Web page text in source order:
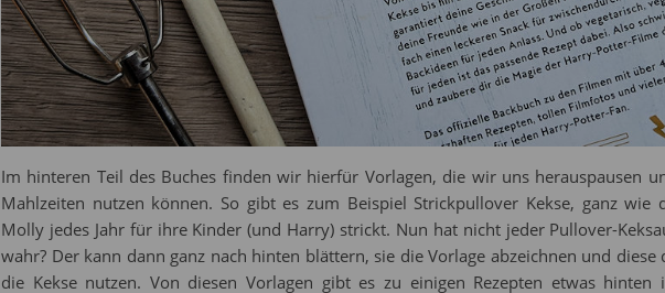
Im hinteren Teil des Buches finden wir hierfür Vorlagen, die wir uns herauspausen
Mahlzeiten nutzen können. So gibt es zum Beispiel Strickpullover Kekse, ganz wie
Molly jedes Jahr für ihre Kinder (und Harry) strickt. Nun hat nicht jeder Pullover-
wahr? Der kann dann ganz nach hinten blättern, sie die Vorlage abzeichnen und
die Kekse nutzen. Von diesen Vorlagen gibt es zu einigen Rezepten etwas